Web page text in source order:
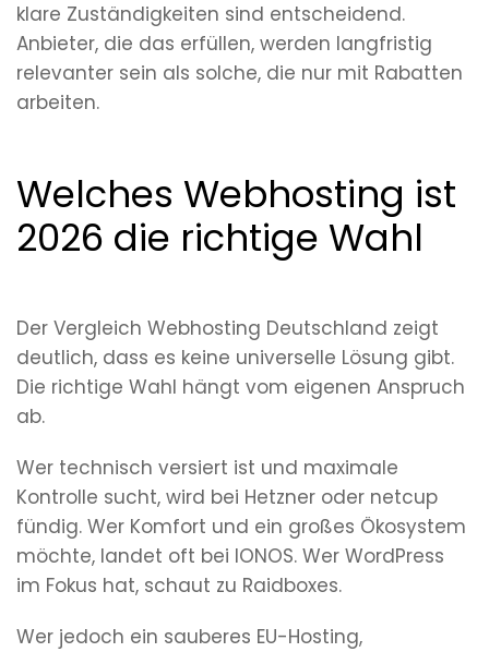
klare Zuständigkeiten sind entscheidend.
Anbieter, die das erfüllen, werden langfristig
relevanter sein als solche, die nur mit Rabatten
arbeiten.
Welches Webhosting ist
2026 die richtige Wahl
Der Vergleich Webhosting Deutschland zeigt
deutlich, dass es keine universelle Lösung gibt.
Die richtige Wahl hängt vom eigenen Anspruch
ab.
Wer technisch versiert ist und maximale
Kontrolle sucht, wird bei Hetzner oder netcup
fündig. Wer Komfort und ein großes Ökosystem
möchte, landet oft bei IONOS. Wer WordPress
im Fokus hat, schaut zu Raidboxes.
Wer jedoch ein sauberes EU-Hosting,